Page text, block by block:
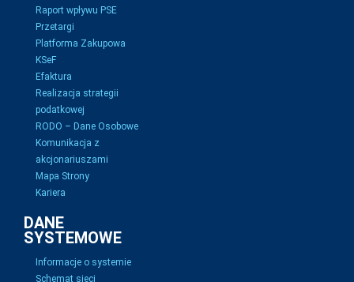
Raport wpływu PSE
Przetargi
Platforma Zakupowa
KSeF
Efaktura
Realizacja strategii
podatkowej
RODO – Dane Osobowe
Komunikacja z
akcjonariuszami
Mapa Strony
Kariera
DANE
SYSTEMOWE
Informacje o systemie
Schemat sieci